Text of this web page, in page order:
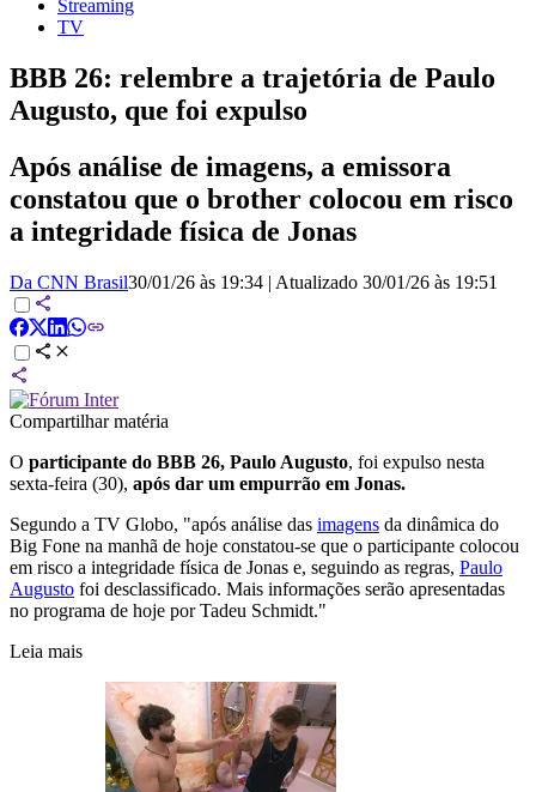
Streaming
TV
BBB 26: relembre a trajetória de Paulo
Augusto, que foi expulso
Após análise de imagens, a emissora
constatou que o brother colocou em risco
a integridade física de Jonas
Da CNN Brasil30/01/26 às 19:34 | Atualizado 30/01/26 às 19:51
Compartilhar matéria
O participante do BBB 26, Paulo Augusto, foi expulso nesta
sexta-feira (30), após dar um empurrão em Jonas.
Segundo a TV Globo, "após análise das imagens da dinâmica do
Big Fone na manhã de hoje constatou-se que o participante colocou
em risco a integridade física de Jonas e, seguindo as regras, Paulo
Augusto foi desclassificado. Mais informações serão apresentadas
no programa de hoje por Tadeu Schmidt."
Leia mais